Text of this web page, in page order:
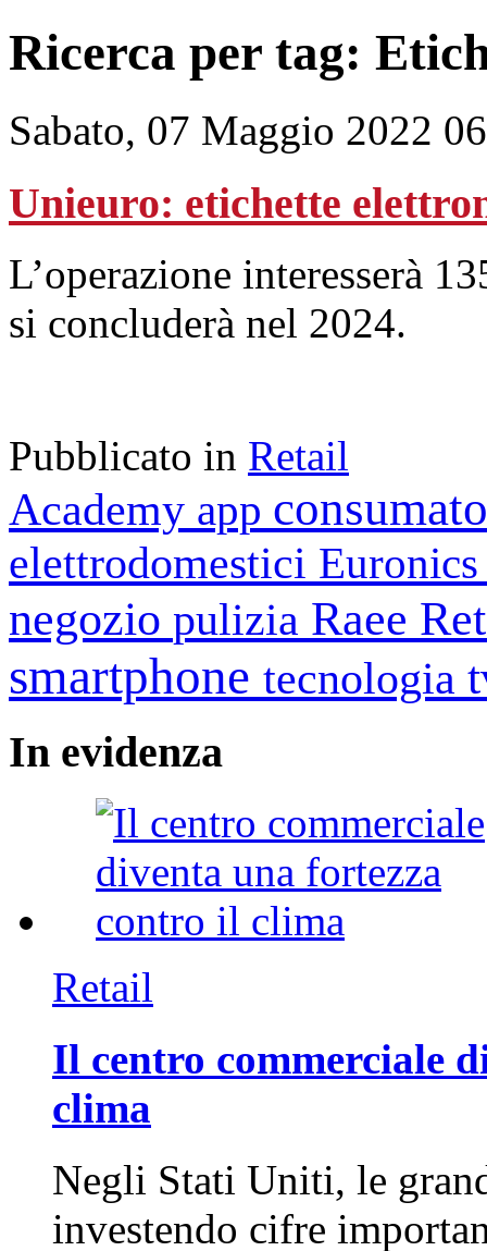
Ricerca per tag:
Sabato, 07 Maggio 2022
Unieuro: etichette
L’operazione interesserà
si concluderà nel 2024.
Pubblicato in Retail
Academy app
elettrodomestici
negozio pulizia Raee
smartphone tecnologia
In evidenza
Retail
Il centro commerciale
clima
Negli Stati Uniti, le
investendo cifre